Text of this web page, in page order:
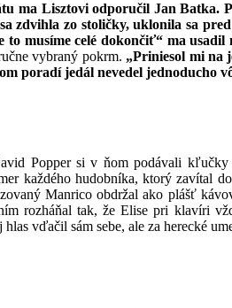
ma Lisztovi odporučil Jan Batka.
zdvihla zo stoličky, uklonila sa
to musíme celé dokončiť“ ma
vybraný pokrm. „Priniesol mi na
poradí jedál nevedel jednoducho
Popper si v ňom podávali kľučky
každého hudobníka, ktorý zavítal
Manrico obdržal ako plášť
rozháňal tak, že Elise pri klavíri
vďačil sám sebe, ale za herecké